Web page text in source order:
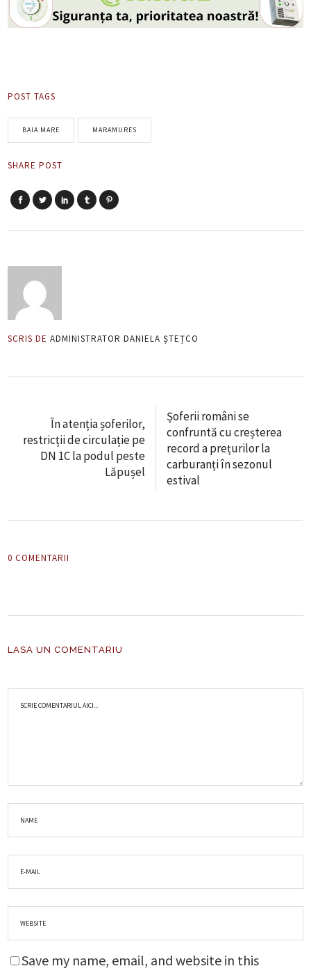
POST TAGS
BAIA MARE MARAMURES
SHARE POST
SCRIS DE ADMINISTRATOR DANIELA ȘTEȚCO
În atenția șoferilor,
restricții de circulație pe
DN 1C la podul peste
Lăpușel
Șoferii români se
confruntă cu creșterea
record a prețurilor la
carburanți în sezonul
estival
0 COMENTARII
LASA UN COMENTARIU
Save my name, email, and website in this